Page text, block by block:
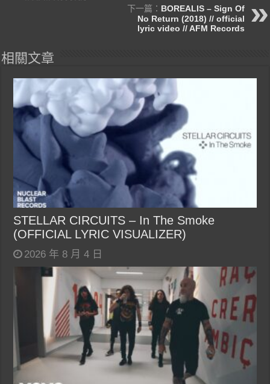
下一篇： BOREALIS – Sign Of
No Return (2018) // official
lyric video // AFM Records
相關文章
STELLAR CIRCUITS – In The Smoke
(OFFICIAL LYRIC VISUALIZER)
2026 年 8 月 4 日